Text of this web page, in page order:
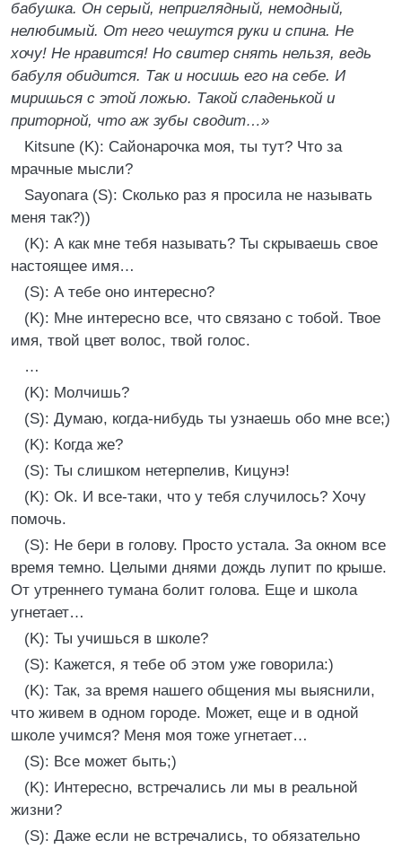
бабушка. Он серый, неприглядный, немодный,
нелюбимый. От него чешутся руки и спина. Не
хочу! Не нравится! Но свитер снять нельзя, ведь
бабуля обидится. Так и носишь его на себе. И
миришься с этой ложью. Такой сладенькой и
приторной, что аж зубы сводит…»
Kitsune (K): Сайонарочка моя, ты тут? Что за
мрачные мысли?
Sayonara (S): Сколько раз я просила не называть
меня так?))
(K): А как мне тебя называть? Ты скрываешь свое
настоящее имя…
(S): А тебе оно интересно?
(K): Мне интересно все, что связано с тобой. Твое
имя, твой цвет волос, твой голос.
…
(K): Молчишь?
(S): Думаю, когда-нибудь ты узнаешь обо мне все;)
(K): Когда же?
(S): Ты слишком нетерпелив, Кицунэ!
(K): Ok. И все-таки, что у тебя случилось? Хочу
помочь.
(S): Не бери в голову. Просто устала. За окном все
время темно. Целыми днями дождь лупит по крыше.
От утреннего тумана болит голова. Еще и школа
угнетает…
(K): Ты учишься в школе?
(S): Кажется, я тебе об этом уже говорила:)
(K): Так, за время нашего общения мы выяснили,
что живем в одном городе. Может, еще и в одной
школе учимся? Меня моя тоже угнетает…
(S): Все может быть;)
(K): Интересно, встречались ли мы в реальной
жизни?
(S): Даже если не встречались, то обязательно